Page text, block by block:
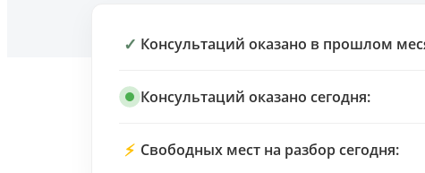
✓ Консультаций оказано в прошлом
Консультаций оказано сегодня:
⚡ Свободных мест на разбор сегодня: